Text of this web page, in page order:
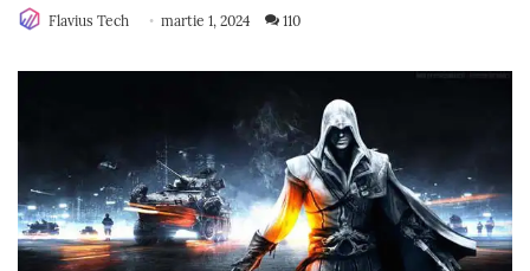
Flavius Tech martie 1, 2024 110